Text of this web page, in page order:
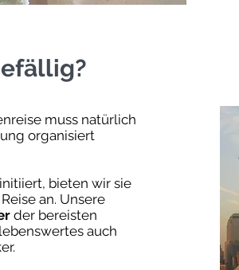
muss natürlich
organisiert
bieten wir sie
an. Unsere
der bereisten
auch